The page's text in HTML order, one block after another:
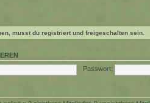
musst du registriert und freigeschalten sein.
Passwort: